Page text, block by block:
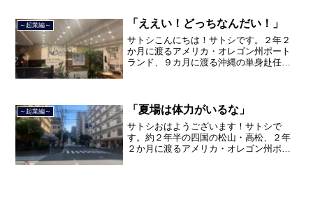
品川区南大井で不動産を主...
～起業編～ 「ええい！どっちなんだい！」
サトシこんにちは！サトシです。２年２
か月に渡るアメリカ・オレゴン州ポート
ランド、９カ月に渡る沖縄の単身赴任の
品川区南大井で不動産を主...
～起業編～ 「夏場は体力がいるな」
サトシおはようございます！サトシで
す。約２年半の四国の松山・高松、２年
２か月に渡るアメリカ・オレゴン州ポー